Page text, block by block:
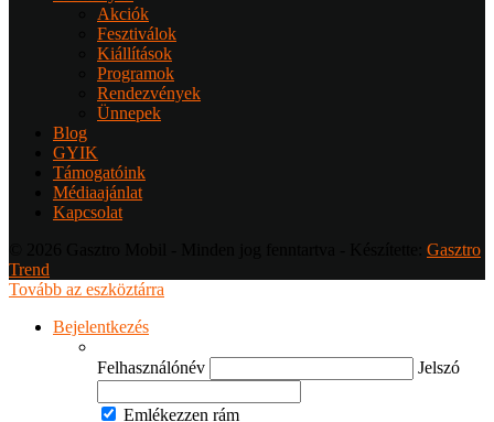
Akciók
Fesztiválok
Kiállítások
Programok
Rendezvények
Ünnepek
Blog
GYIK
Támogatóink
Médiaajánlat
Kapcsolat
Gasztro
Trend
Tovább az eszköztárra
Bejelentkezés
Felhasználónév Jelszó
Emlékezzen rám